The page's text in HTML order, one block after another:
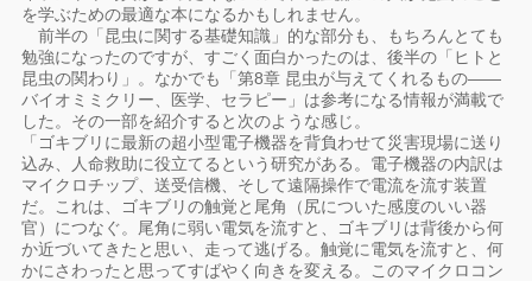
を学ぶための最適な本になるかもしれません。
前半の「昆虫に関する基礎知識」的な部分も、もちろんとても
勉強になったのですが、すごく面白かったのは、後半の「ヒトと
昆虫の関わり」。なかでも「第8章 昆虫が与えてくれるもの――
バイオミミクリー、医学、セラピー」は参考になる情報が満載で
した。その一部を紹介すると次のような感じ。
「ゴキブリに最新の超小型電子機器を背負わせて災害現場に送り
込み、人命救助に役立てるという研究がある。電子機器の内訳は
マイクロチップ、送受信機、そして遠隔操作で電流を流す装置
だ。これは、ゴキブリの触覚と尾角（尻についた感度のいい器
官）につなぐ。尾角に弱い電気を流すと、ゴキブリは背後から何
か近づいてきたと思い、走って逃げる。触覚に電気を流すと、何
かにさわったと思ってすばやく向きを変える。このマイクロコン